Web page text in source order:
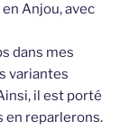
Anjou, avec
dans mes
variantes
il est porté
en reparlerons.